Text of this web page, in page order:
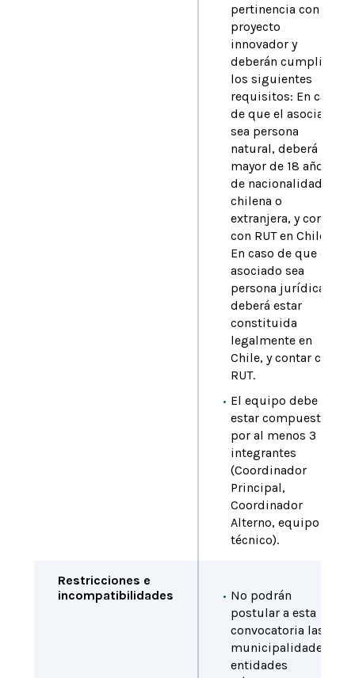
pertinencia con el
proyecto
innovador y
deberán cumplir
los siguientes
requisitos: En caso
de que el asociado
sea persona
natural, deberá ser
mayor de 18 años,
de nacionalidad
chilena o
extranjera, y contar
con RUT en Chile. •
En caso de que el
asociado sea
persona jurídica,
deberá estar
constituida
legalmente en
Chile, y contar con
RUT.
El equipo debe
estar compuesto
por al menos 3
integrantes
(Coordinador
Principal,
Coordinador
Alterno, equipo
técnico).
Restricciones e
incompatibilidades
No podrán
postular a esta
convocatoria las
municipalidades y
entidades